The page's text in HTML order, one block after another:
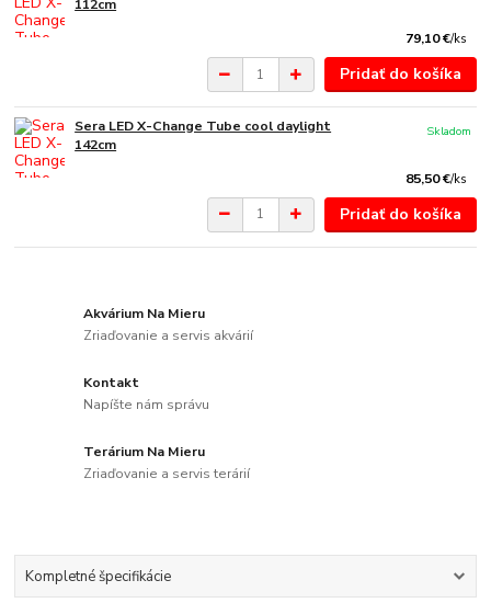
112cm
79,10 €/ks
Pridať do košíka
Sera LED X-Change Tube cool daylight
142cm
85,50 €/ks
Skladom
Pridať do košíka
Akvárium Na Mieru
Zriaďovanie a servis akvárií
Kontakt
Napíšte nám správu
Terárium Na Mieru
Zriaďovanie a servis terárií
Kompletné špecifikácie